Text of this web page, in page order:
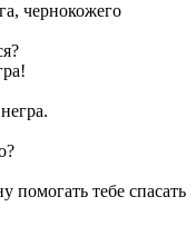
чернокожего
помогать тебе спасать